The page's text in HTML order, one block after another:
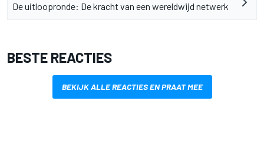
De uitloopronde: De kracht van een wereldwijd netwerk
BESTE REACTIES
BEKIJK ALLE REACTIES EN PRAAT MEE